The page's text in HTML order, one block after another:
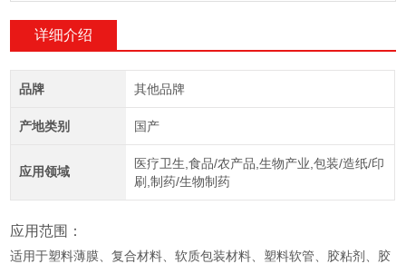
详细介绍
品牌 其他品牌
产地类别 国产
应用领域
医疗卫生,食品/农产品,生物产业,包装/造纸/印
刷,制药/生物制药
应用范围：
适用于塑料薄膜、复合材料、软质包装材料、塑料软管、胶粘剂、胶